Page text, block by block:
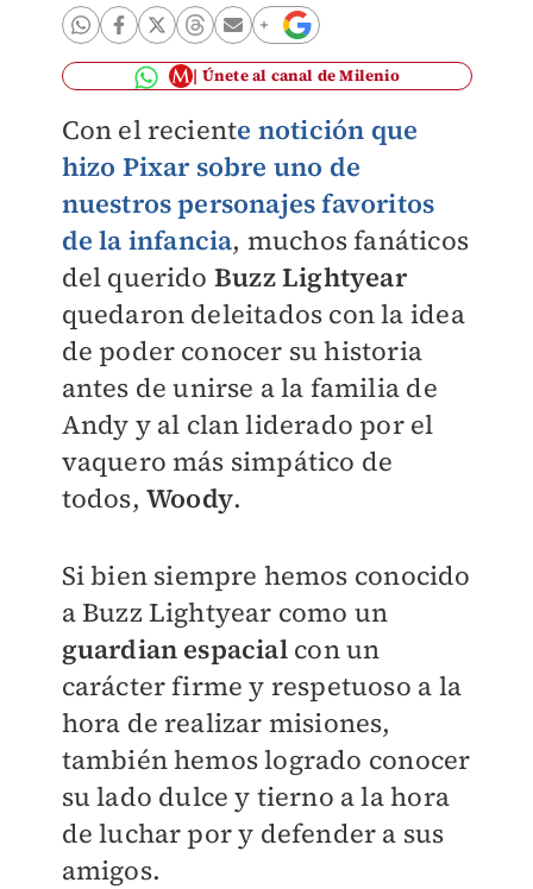
Únete al canal de Milenio
Con el reciente notición que
hizo Pixar sobre uno de
nuestros personajes favoritos
de la infancia, muchos fanáticos
del querido Buzz Lightyear
quedaron deleitados con la idea
de poder conocer su historia
antes de unirse a la familia de
Andy y al clan liderado por el
vaquero más simpático de
todos, Woody.
Si bien siempre hemos conocido
a Buzz Lightyear como un
guardian espacial con un
carácter firme y respetuoso a la
hora de realizar misiones,
también hemos logrado conocer
su lado dulce y tierno a la hora
de luchar por y defender a sus
amigos.